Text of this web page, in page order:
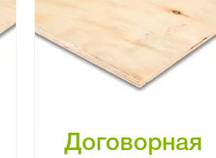
Договорная